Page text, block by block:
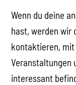
Wenn du deine
hast, werden wir
kontaktieren,
Veranstaltungen
interessant